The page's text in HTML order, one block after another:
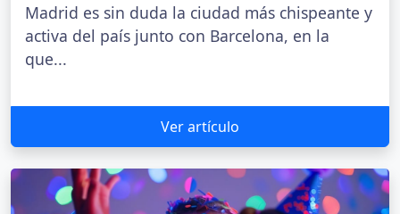
Madrid es sin duda la ciudad más chispeante y
activa del país junto con Barcelona, en la
que...
Ver artículo